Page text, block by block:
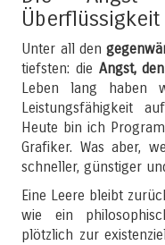
Überflüssigkeit
Unter all den
tiefsten: die Angst,
Leben lang haben
Leistungsfähigkeit
Heute bin ich
Grafiker. Was aber,
schneller, günstiger
Eine Leere bleibt
wie ein
plötzlich zur